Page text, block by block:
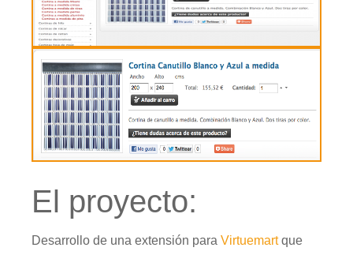
El proyecto:
Desarrollo de una extensión para Virtuemartque